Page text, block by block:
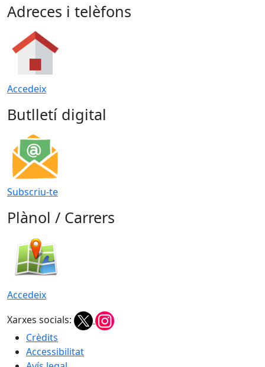
Adreces i telèfons
Accedeix
Butlletí digital
Subscriu-te
Plànol / Carrers
Accedeix
Xarxes socials:
Crèdits
Accessibilitat